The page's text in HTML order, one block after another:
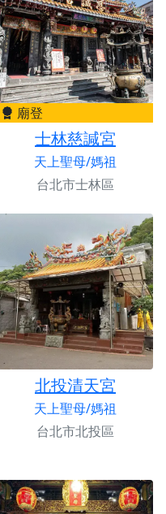
廟登
士林慈諴宮
天上聖母/媽祖
台北市士林區
北投清天宮
天上聖母/媽祖
台北市北投區